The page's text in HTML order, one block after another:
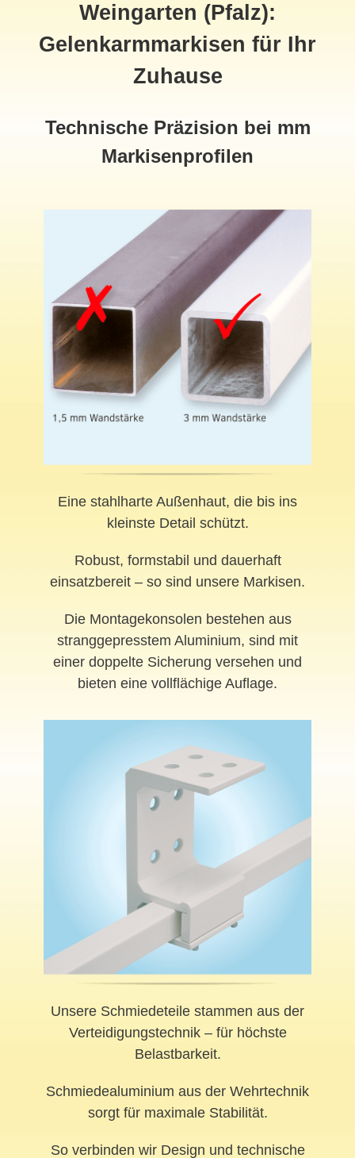
Weingarten (Pfalz):
Gelenkarmmarkisen für Ihr
Zuhause
Technische Präzision bei mm
Markisenprofilen
Eine stahlharte Außenhaut, die bis ins
kleinste Detail schützt.
Robust, formstabil und dauerhaft
einsatzbereit – so sind unsere Markisen.
Die Montagekonsolen bestehen aus
stranggepresstem Aluminium, sind mit
einer doppelte Sicherung versehen und
bieten eine vollflächige Auflage.
Unsere Schmiedeteile stammen aus der
Verteidigungstechnik – für höchste
Belastbarkeit.
Schmiedealuminium aus der Wehrtechnik
sorgt für maximale Stabilität.
So verbinden wir Design und technische